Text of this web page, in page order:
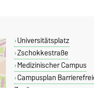
Universitätsplatz
Zschokkestraße
Medizinischer Campus
Campusplan